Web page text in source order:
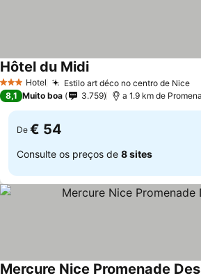
3 EstrelasHotel Estilo art déco no centro de Nice
Hôtel du Midi
8,1 Muito boa 3.759 a 1.9 km de
De € 54
Consulte os preços de 8 sites
Mercure Nice Promenade